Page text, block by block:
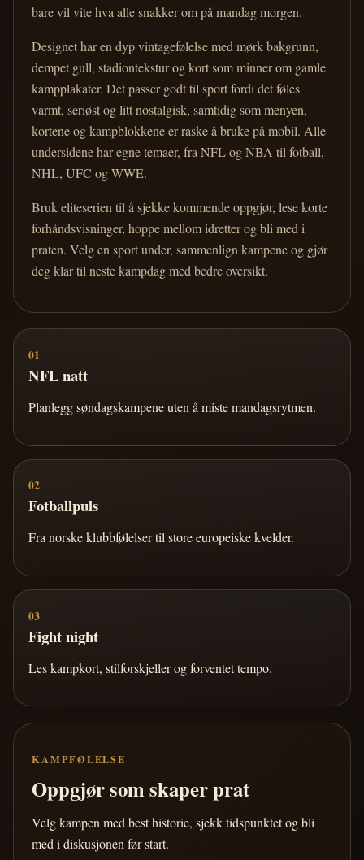
bare vil vite hva alle snakker om på mandag morgen.
Designet har en dyp vintagefølelse med mørk bakgrunn,
dempet gull, stadiontekstur og kort som minner om gamle
kampplakater. Det passer godt til sport fordi det føles
varmt, seriøst og litt nostalgisk, samtidig som menyen,
kortene og kampblokkene er raske å bruke på mobil. Alle
undersidene har egne temaer, fra NFL og NBA til fotball,
NHL, UFC og WWE.
Bruk eliteserien til å sjekke kommende oppgjør, lese korte
forhåndsvisninger, hoppe mellom idretter og bli med i
praten. Velg en sport under, sammenlign kampene og gjør
deg klar til neste kampdag med bedre oversikt.
01
NFL natt
Planlegg søndagskampene uten å miste mandagsrytmen.
02
Fotballpuls
Fra norske klubbfølelser til store europeiske kvelder.
03
Fight night
Les kampkort, stilforskjeller og forventet tempo.
KAMPFØLELSE
Oppgjør som skaper prat
Velg kampen med best historie, sjekk tidspunktet og bli
med i diskusjonen før start.